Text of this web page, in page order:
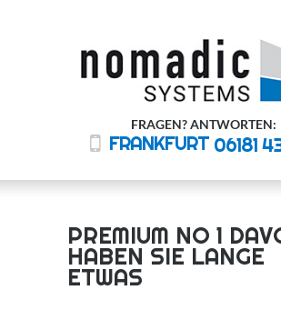
FRAGEN? ANTWORTEN:
FRANKFURT06181
PREMIUM NO 1
HABEN SIE LANGE
ETWAS